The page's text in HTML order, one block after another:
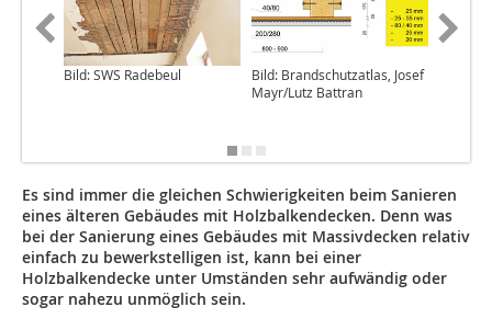
Bild: SWS Radebeul
Bild: Brandschutzatlas, Josef
Mayr/Lutz Battran
Es sind immer die gleichen Schwierigkeiten beim Sanieren
eines älteren Gebäudes mit Holzbalkendecken. Denn was
bei der Sanierung eines Gebäudes mit Massivdecken relativ
einfach zu bewerkstelligen ist, kann bei einer
Holzbalkendecke unter Umständen sehr aufwändig oder
sogar nahezu unmöglich sein.